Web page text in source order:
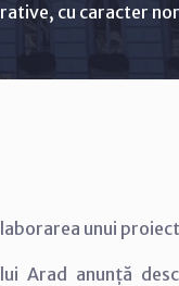
cu caracter
unui
Arad anunță